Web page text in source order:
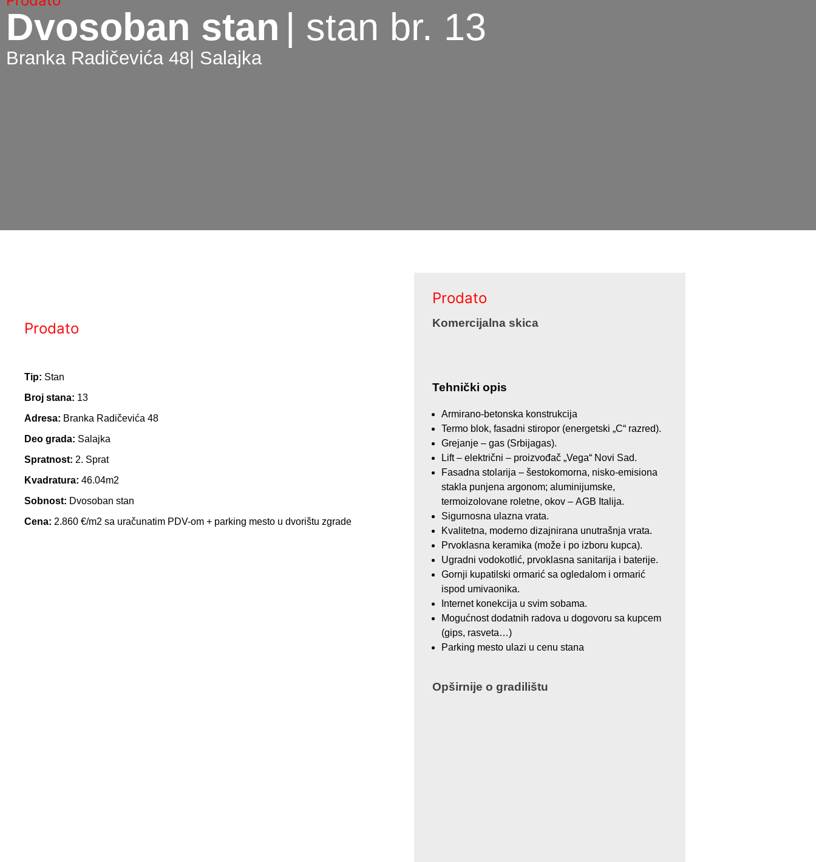
Dvosoban stan | stan br. 13
Branka Radičevića 48| Salajka
Prodato
Tip: Stan
Broj stana: 13
Adresa: Branka Radičevića 48
Deo grada: Salajka
Spratnost: 2. Sprat
Kvadratura: 46.04m2
Sobnost: Dvosoban stan
Cena: 2.860 €/m2 sa uračunatim PDV-om + parking mesto u dvorištu zgrade
Prodato
Komercijalna skica
Tehnički opis
Armirano-betonska konstrukcija
Termo blok, fasadni stiropor (energetski „C“ razred).
Grejanje – gas (Srbijagas).
Lift – električni – proizvođač „Vega“ Novi Sad.
Fasadna stolarija – šestokomorna, nisko-emisiona
stakla punjena argonom; aluminijumske,
termoizolovane roletne, okov – AGB Italija.
Sigurnosna ulazna vrata.
Kvalitetna, moderno dizajnirana unutrašnja vrata.
Prvoklasna keramika (može i po izboru kupca).
Ugradni vodokotlić, prvoklasna sanitarija i baterije.
Gornji kupatilski ormarić sa ogledalom i ormarić
ispod umivaonika.
Internet konekcija u svim sobama.
Mogućnost dodatnih radova u dogovoru sa kupcem
(gips, rasveta…)
Parking mesto ulazi u cenu stana
Opširnije o gradilištu